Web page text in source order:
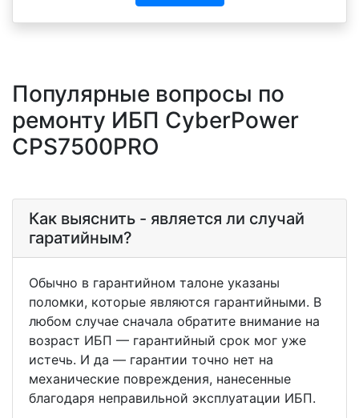
Популярные вопросы по
ремонту ИБП CyberPower
CPS7500PRO
Как выяснить - является ли случай
гаратийным?
Обычно в гарантийном талоне указаны
поломки, которые являются гарантийными. В
любом случае сначала обратите внимание на
возраст ИБП — гарантийный срок мог уже
истечь. И да — гарантии точно нет на
механические повреждения, нанесенные
благодаря неправильной эксплуатации ИБП.